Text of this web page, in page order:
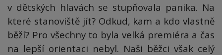
v dětských hlavách se stupňovala panika. Na
které stanoviště jít? Odkud, kam a kdo vlastně
běží? Pro všechny to byla velká premiéra a čas
na lepší orientaci nebyl. Naši běžci však celý